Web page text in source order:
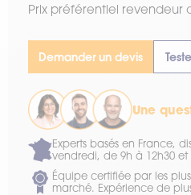
Prix préférentiel revendeur
Demander un devis
Une
Experts basés en France,
vendredi, de 9h à 12h30 et
Équipe certifiée par les
marché. Expérience de